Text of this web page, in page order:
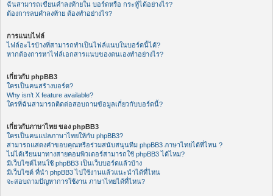
ฉันสามารถเขียนคำลงท้ายใน บอร์ดหรือ กระทู้ได้อย่างไร?
ต้องการลบคำลงท้าย ต้องทำอย่างไร?
การแนบไฟล์
ไฟล์อะไรบ้างที่สามารถทำเป็นไฟล์แนบในบอร์ดนี้ได้?
หากต้องการหาไฟล์เอกสารแนบของตนเองทำอย่างไร?
เกี่ยวกับ phpBB3
ใครเป็นคนสร้างบอร์ด?
Why isn’t X feature available?
ใครที่ฉันสามารถติดต่อสอบถามข้อมูลเกี่ยวกับบอร์ดนี้?
เกี่ยวกับภาษาไทย ของ phpBB3
ใครเป็นคนแปลภาษาไทยให้กับ phpBB3?
สามารถแสดงคำขอบคุณหรือร่วมสนับสนุนทีม phpBB3 ภาษาไทยได้ที่ไหน ?
ไม่ได้เรียนมาทางสายคอมพิวเตอร์สามารถใช้ phpBB3 ได้ไหม?
มีเว็บไซต์ไหนใช้ phpBB3 เป็นเว็บบอร์ดแล้วบ้าง
มีเว็บไซต์ ที่นำ phpBB3 ไปใช้งานแล้วแนะนำได้ที่ไหน
จะสอบถามปัญหาการใช้งาน ภาษาไทยได้ที่ไหน?